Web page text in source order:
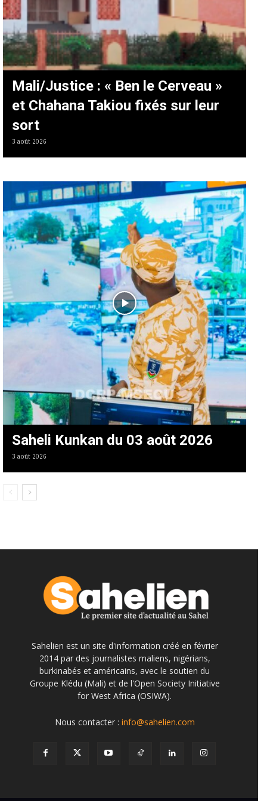
Mali/Justice : « Ben le Cerveau »
et Chahana Takiou fixés sur leur
sort
3 août 2026
Saheli Kunkan du 03 août 2026
3 août 2026
Sahelien est un site d'information créé en février
2014 par des journalistes maliens, nigérians,
burkinabés et américains, avec le soutien du
Groupe Klédu (Mali) et de l'Open Society Initiative
for West Africa (OSIWA).
Nous contacter : info@sahelien.com